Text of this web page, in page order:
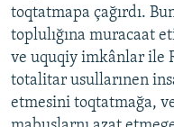
toqtatmapa çağırdı.
toplulığına muracaat
ve uquqiy imkânlar ile
totalitar usullarınen
etmesini toqtatmağa,